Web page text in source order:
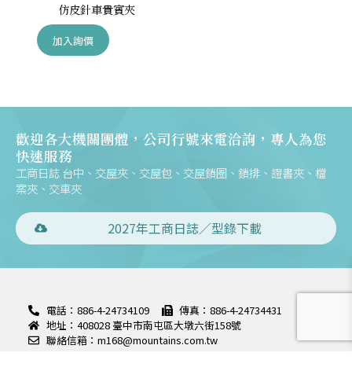
仿皮針車貴賓夾
加入詢價
歡迎各大機關團體，公司行號來電洽詢，專人為您
快速服務
工商日誌 台中、交屋夾、交屋包、交屋鎖圈、鎖排、證書夾、檔
案夾、交車夾
2027年工商日誌／型錄下載
電話：886-4-24734109
傳真：886-4-24734431
地址：408028 臺中市南屯區大墩六街158號
聯絡信箱：m168@mountains.com.tw